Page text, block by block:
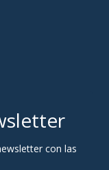
con las